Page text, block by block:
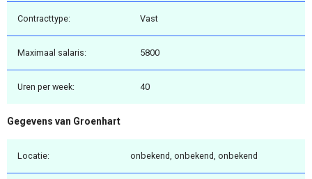
Contracttype: Vast
Maximaal salaris: 5800
Uren per week: 40
Gegevens van Groenhart
Locatie: onbekend, onbekend, onbekend